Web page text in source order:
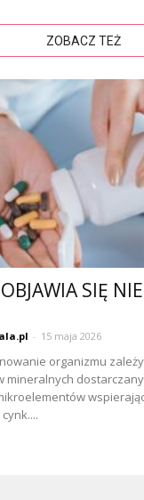
ZOBACZ TEŻ
SIĘ
- 15 maja 2026
organizmu
mineralnych